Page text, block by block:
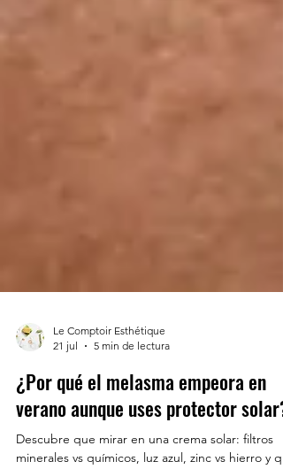
21 jul
5 min de lectura
¿Por qué el melasma empeora en
verano aunque uses protector solar?